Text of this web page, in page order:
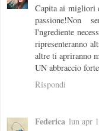
Capita ai migliori
passione!Non
l'ngrediente
ripresenteranno
altre ti apriranno
UN abbraccio
Rispondi
Federica lun apr